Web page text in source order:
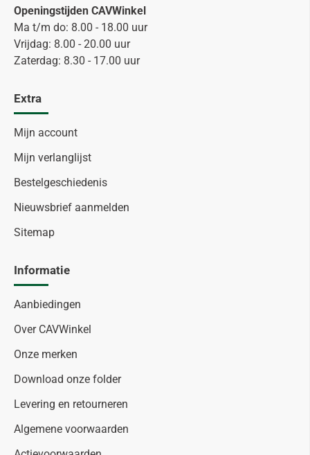
Openingstijden CAVWinkel
Ma t/m do: 8.00 - 18.00 uur
Vrijdag: 8.00 - 20.00 uur
Zaterdag: 8.30 - 17.00 uur
Extra
Mijn account
Mijn verlanglijst
Bestelgeschiedenis
Nieuwsbrief aanmelden
Sitemap
Informatie
Aanbiedingen
Over CAVWinkel
Onze merken
Download onze folder
Levering en retourneren
Algemene voorwaarden